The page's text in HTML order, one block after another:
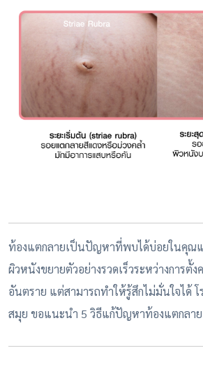
ท้องแตกลายเป็นปัญหาที่พบได้บ่อยในคุณแ
ผิวหนังขยายตัวอย่างรวดเร็วระหว่างการตั้
อันตราย แต่สามารถทำให้รู้สึกไม่มั่นใจได้
สมุย ขอแนะนำ 5 วิธีแก้ปัญหาท้องแตกลา